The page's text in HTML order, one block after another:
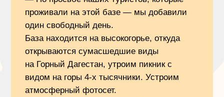
‌Уютные номера в этно-стиле, вкусная еда
и обалденные виды. Атмосфера позволит по-
настоящему расслабиться и провести время в своё
удовольствие.
‌Это не просто гостиница где-то в городе, это
настоящий алмаз, когда вы проснетесь и увидите
что вас окружает. В общем вы сами все поймёте!